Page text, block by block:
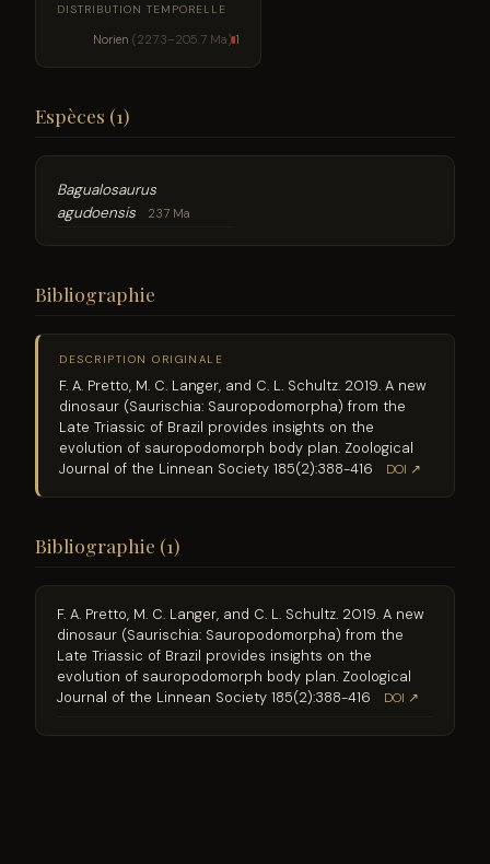
DISTRIBUTION TEMPORELLE
Norien (227.3–205.7 Ma) 1
Espèces (1)
Bagualosaurus
agudoensis
237 Ma
Bibliographie
DESCRIPTION ORIGINALE
F. A. Pretto, M. C. Langer, and C. L. Schultz. 2019. A new
dinosaur (Saurischia: Sauropodomorpha) from the
Late Triassic of Brazil provides insights on the
evolution of sauropodomorph body plan. Zoological
Journal of the Linnean Society 185(2):388-416
DOI ↗
Bibliographie (1)
F. A. Pretto, M. C. Langer, and C. L. Schultz. 2019. A new
dinosaur (Saurischia: Sauropodomorpha) from the
Late Triassic of Brazil provides insights on the
evolution of sauropodomorph body plan. Zoological
Journal of the Linnean Society 185(2):388-416
DOI ↗